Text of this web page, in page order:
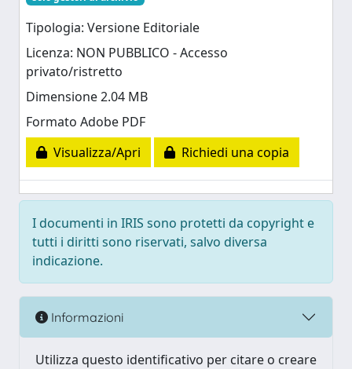
Tipologia: Versione Editoriale
Licenza: NON PUBBLICO - Accesso
privato/ristretto
Dimensione 2.04 MB
Formato Adobe PDF
Visualizza/Apri
Richiedi una copia
I documenti in IRIS sono protetti da copyright e
tutti i diritti sono riservati, salvo diversa
indicazione.
Informazioni
Utilizza questo identificativo per citare o creare